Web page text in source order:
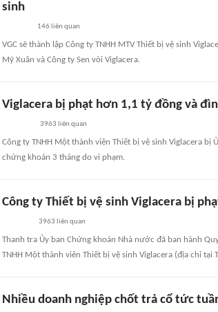
sinh
146 liên quan
VGC sẽ thành lập Công ty TNHH MTV Thiết bị vệ sinh
Mỹ Xuân và Công ty Sen vòi Viglacera.
Viglacera bị phạt hơn 1,1 tỷ đồng và
3963 liên quan
Công ty TNHH Một thành viên Thiết bị vệ sinh Viglacera
chứng khoán 3 tháng do vi phạm.
Công ty Thiết bị vệ sinh Viglacera bị
3963 liên quan
Thanh tra Ủy ban Chứng khoán Nhà nước đã ban hành
TNHH Một thành viên Thiết bị vệ sinh Viglacera (địa chỉ tại
Nhiều doanh nghiệp chốt trả cổ tức